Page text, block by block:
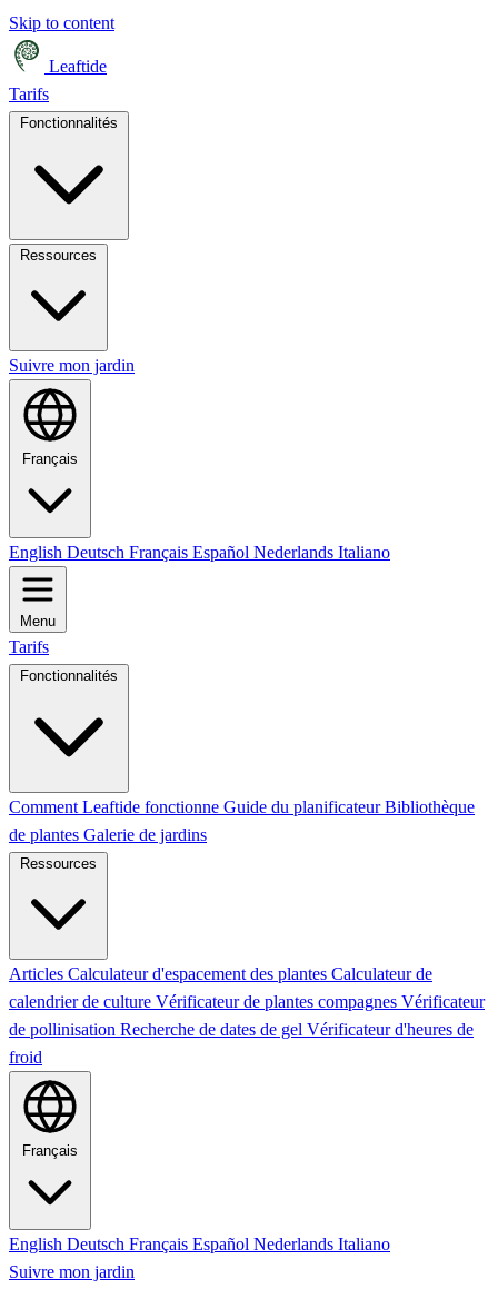
Skip to content
Leaftide
Tarifs
Suivre mon jardin
Français
English Deutsch Français Español Nederlands Italiano
Menu
Tarifs
Fonctionnalités
Comment Leaftide fonctionne Guide du planificateurBibliothèque
de plantes Galerie de jardins
Ressources
Articles Calculateur d'espacement des plantes Calculateur de
calendrier de culture Vérificateur de plantes compagnes Vérificateur
de pollinisation Recherche de dates de gel Vérificateur d'heures de
froid
Français
English Deutsch Français Español Nederlands Italiano
Suivre mon jardin